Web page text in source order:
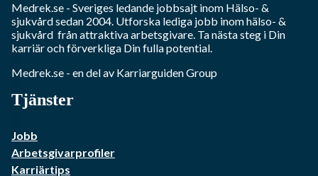
Medrek.se - Sveriges ledande jobbsajt inom Hälso- &
sjukvårdsedan 2004. Utforska lediga jobb inomhälso- &
sjukvård från attraktiva arbetsgivare. Ta nästa steg i Din
karriär och förverkliga Din fulla potential.
Medrek.se - en del av Karriarguiden Group
Tjänster
Jobb
Arbetsgivarprofiler
Karriärtips